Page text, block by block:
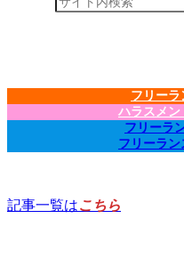
フリー
ハラスメン
フリーラ
フリーラン
記事一覧はこちら